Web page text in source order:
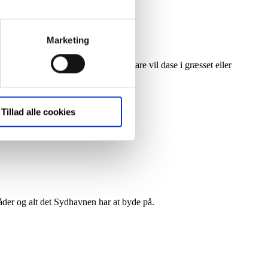
og til at analysere
for sociale medier,
Marketing
Tillad alle cookies
– uanset om man bare vil dase i græsset eller
og alt det Sydhavnen har at byde på.